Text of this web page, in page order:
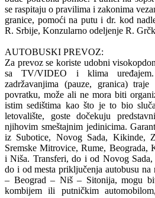
se raspitaju o pravilima i zakonima
granice, pomoći na putu i dr. kod
R. Srbije, Konzularno odeljenje R.
AUTOBUSKI PREVOZ:
Za prevoz se koriste udobni
sa TV/VIDEO i klima uređajem.
zadržavanjima (pauze, granica)
povratku, može ali ne mora biti
istim sedištima kao što je to bio
letovalište, goste dočekuju
njihovim smeštajnim jedinicima.
iz Subotice, Novog Sada, Kikinde,
Sremske Mitrovice, Rume, Beograda,
i Niša. Transferi, do i od Novog
do i od mesta priključenja autobusu
– Beograd – Niš – Sitonija, mogu
kombijem ili putničkim